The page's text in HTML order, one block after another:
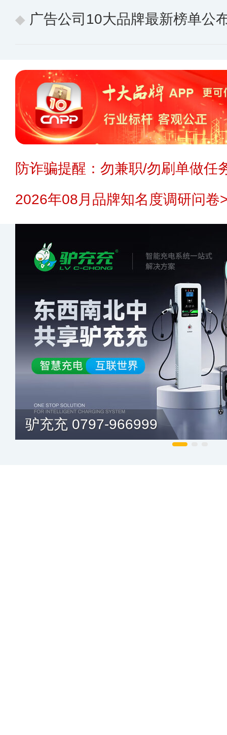
广告公司10大品牌最新榜单公布
防诈骗提醒：勿兼职/勿刷单做任
2026年08月品牌知名度调研问卷
驴充充 0797-966999